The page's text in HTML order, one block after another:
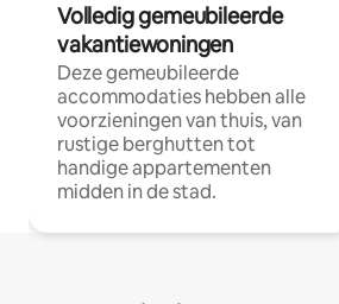
Volledig gemeubileerde
vakantiewoningen
Deze gemeubileerde
accommodaties hebben alle
voorzieningen van thuis, van
rustige berghutten tot
handige appartementen
midden in de stad.